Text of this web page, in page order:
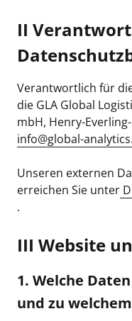
II
Verantwortlich für
die GLA Global
mbH, Henry-
info@global-
Unseren externen
erreichen Sie unter
.
III Website
1. Welche
und zu